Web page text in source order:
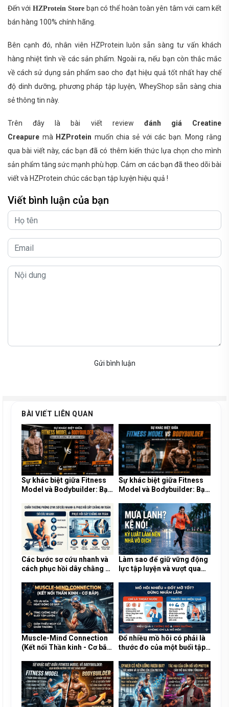
Đến với HZProtein Store bạn có thể hoàn toàn yên tâm với cam kết
bán hàng 100% chính hãng.
Bên cạnh đó, nhân viên HZProtein luôn sẵn sàng tư vấn khách
hàng nhiệt tình về các sản phẩm. Ngoài ra, nếu bạn còn thắc mắc
về cách sử dụng sản phẩm sao cho đạt hiệu quả tốt nhất hay chế
độ dinh dưỡng, phương pháp tập luyện, WheyShop sẵn sàng chia
sẻ thông tin này.
Trên đây là bài viết review đánh giá Creatine
Creapure mà HZProtein muốn chia sẻ với các bạn. Mong rằng
qua bài viết này, các bạn đã có thêm kiến thức lựa chọn cho mình
sản phẩm tăng sức mạnh phù hợp. Cảm ơn các bạn đã theo dõi bài
viết và HZProtein chúc các bạn tập luyện hiệu quả !
Viết bình luận của bạn
Gửi bình luận
BÀI VIẾT LIÊN QUAN
Sự khác biệt giữa Fitness
Model và Bodybuilder: Bạn
nào?
Sự khác biệt giữa Fitness
Model và Bodybuilder: Bạn
nào?
Các bước sơ cứu nhanh và
cách phục hồi dây chằng an
phòng Gym
Làm sao để giữ vững động
lực tập luyện và vượt qua
ngày mưa lạnh?
Muscle-Mind Connection
(Kết nối Thần kinh - Cơ bắp)
quan trọng?
Đổ nhiều mồ hôi có phải là
thước đo của một buổi tập
mỡ?